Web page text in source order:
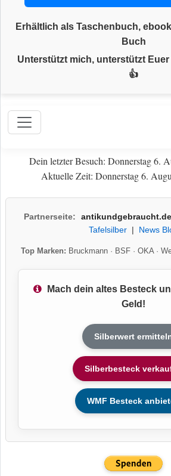
Erhältlich als Taschenbuch,
Buch
Unterstützt mich, unterstützt
👍
Dein letzter Besuch: Donnerstag 6.
Aktuelle Zeit: Donnerstag 6.
Partnerseite: antikundgebraucht.de
Tafelsilber| News
Top Marken: Bruckmann· BSF· OKA·
Mach dein altes Besteck
Geld!
Silberwert
Silberbesteck
WMF Besteck